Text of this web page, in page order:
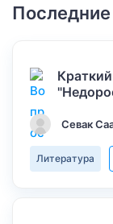
Севак
Литература